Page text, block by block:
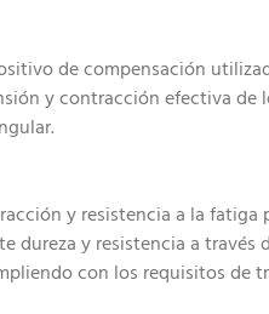
de compensación
y contracción efectiva de
y resistencia a la
dureza y resistencia a
con los requisitos